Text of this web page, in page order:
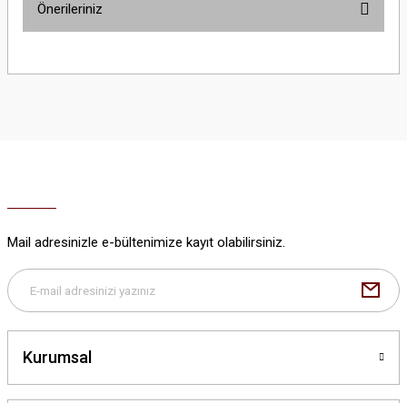
Önerileriniz
yetersiz gördüğünüz noktaları öneri formunu kullanarak tarafımıza
Bu ürüne benzer farklı alternatifler olmalı.
Mail adresinizle e-bültenimize kayıt olabilirsiniz.
Kurumsal